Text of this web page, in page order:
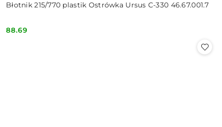
Błotnik 215/770 plastik Ostrówka Ursus C-330 46.67.001.7
Cena:
88.69